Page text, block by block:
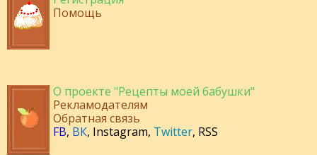
Помощь
О проекте "Рецепты моей бабушки"
Рекламодателям
Обратная связь
FB, ВК, Instagram, Twitter, RSS